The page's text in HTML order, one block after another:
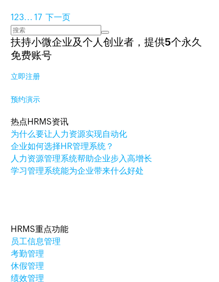
123... 17 下一页
扶持小微企业及个人创业者，提供5个永久
免费账号
立即注册
预约演示
热点HRMS资讯
为什么要让人力资源实现自动化
企业如何选择HR管理系统？
人力资源管理系统帮助企业步入高增长
学习管理系统能为企业带来什么好处
HRMS重点功能
员工信息管理
考勤管理
休假管理
绩效管理